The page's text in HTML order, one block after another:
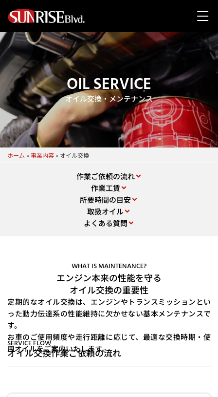
OIL SERVICE
オイル交換・メンテナンス
ホーム »事業内容 » オイル交換
作業ご依頼の流れ
作業工賃
所要時間の目安
取扱オイル
よくある質問
WHAT IS MAINTENANCE?
エンジン本来の性能を守る
オイル交換の重要性
定期的なオイル交換は、エンジンやトランスミッションとい
った動力伝達系の性能維持に欠かせない基本メンテナンスで
す。
お車のご使用頻度や走行距離に応じて、最適な交換時期・使
用オイルをご案内いたします。
SERVICE FLOW
オイル交換作業ご依頼の流れ